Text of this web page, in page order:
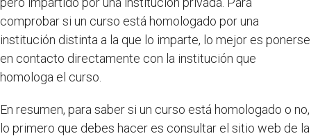
comprobar si un curso está homologado por una
institución distinta a la que lo imparte, lo mejor es ponerse
en contacto directamente con la institución que
homologa el curso.
En resumen, para saber si un curso está homologado o no,
lo primero que debes hacer es consultar el sitio web de la